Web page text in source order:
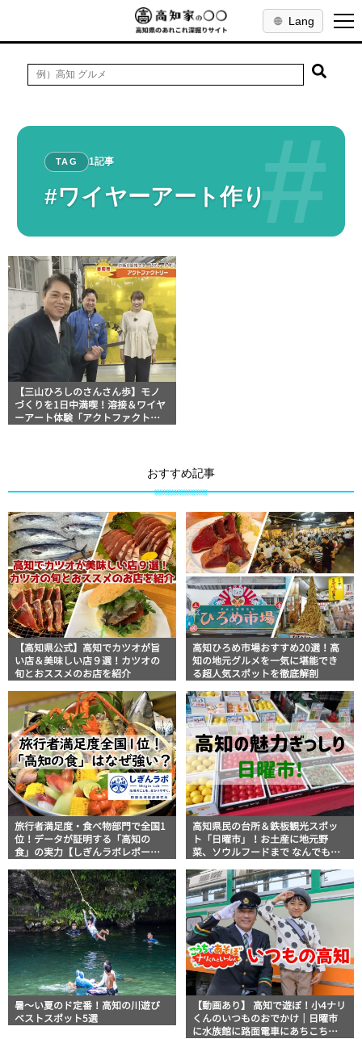
Lang
#
TAG 1記事
#ワイヤーアート作り
【三山ひろしのさんさん歩】モノ
づくりを1日中満喫！溶接＆ワイヤ
ーアート体験「アクトファクトリ
おすすめ記事
【高知県公式】高知でカツオが旨
い店＆美味しい店９選！カツオの
旬とおススメのお店を紹介
高知ひろめ市場おすすめ20選！高
知の地元グルメを一気に堪能でき
る超人気スポットを徹底解剖
旅行者満足度・食べ物部門で全国1
位！データが証明する「高知の
食」の実力【しぎんラボレポー
高知県民の台所＆鉄板観光スポッ
ト「日曜市」！お土産に地元野
菜、ソウルフードまで なんでもそ
説！
暑～い夏のド定番！高知の川遊び
ベストスポット5選
【動画あり】 高知で遊ぼ！小4ナリ
くんのいつものおでかけ｜日曜市
に水族館に路面電車にあちこち巡